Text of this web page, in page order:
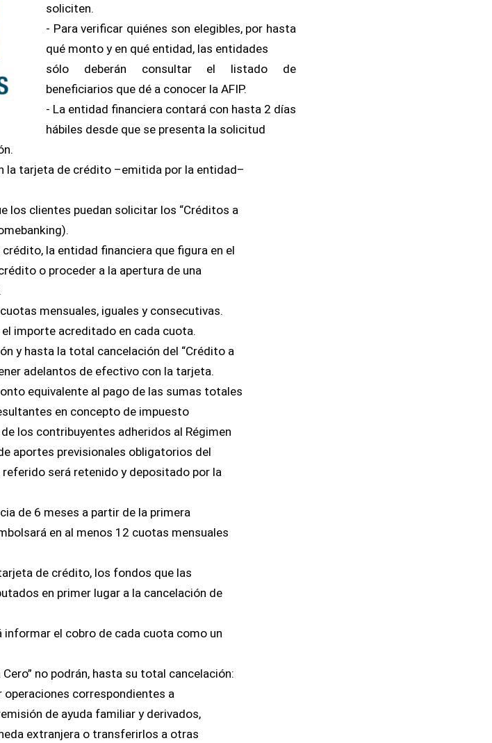
soliciten.
- Para verificar quiénes son elegibles, por hasta
qué monto y en qué entidad, las entidades
sólo deberán consultar el listado de
beneficiarios que dé a conocer la AFIP.
- La entidad financiera contará con hasta 2 días
hábiles desde que se presenta la solicitud
la tarjeta de crédito –emitida por la entidad–
los clientes puedan solicitar los “Créditos a
la entidad financiera que figura en el
o proceder a la apertura de una
mensuales, iguales y consecutivas.
importe acreditado en cada cuota.
y hasta la total cancelación del “Crédito a
adelantos de efectivo con la tarjeta.
equivalente al pago de las sumas totales
en concepto de impuesto
los contribuyentes adheridos al Régimen
aportes previsionales obligatorios del
será retenido y depositado por la
de 6 meses a partir de la primera
en al menos 12 cuotas mensuales
de crédito, los fondos que las
en primer lugar a la cancelación de
informar el cobro de cada cuota como un
no podrán, hasta su total cancelación:
operaciones correspondientes a
de ayuda familiar y derivados,
extranjera o transferirlos a otras